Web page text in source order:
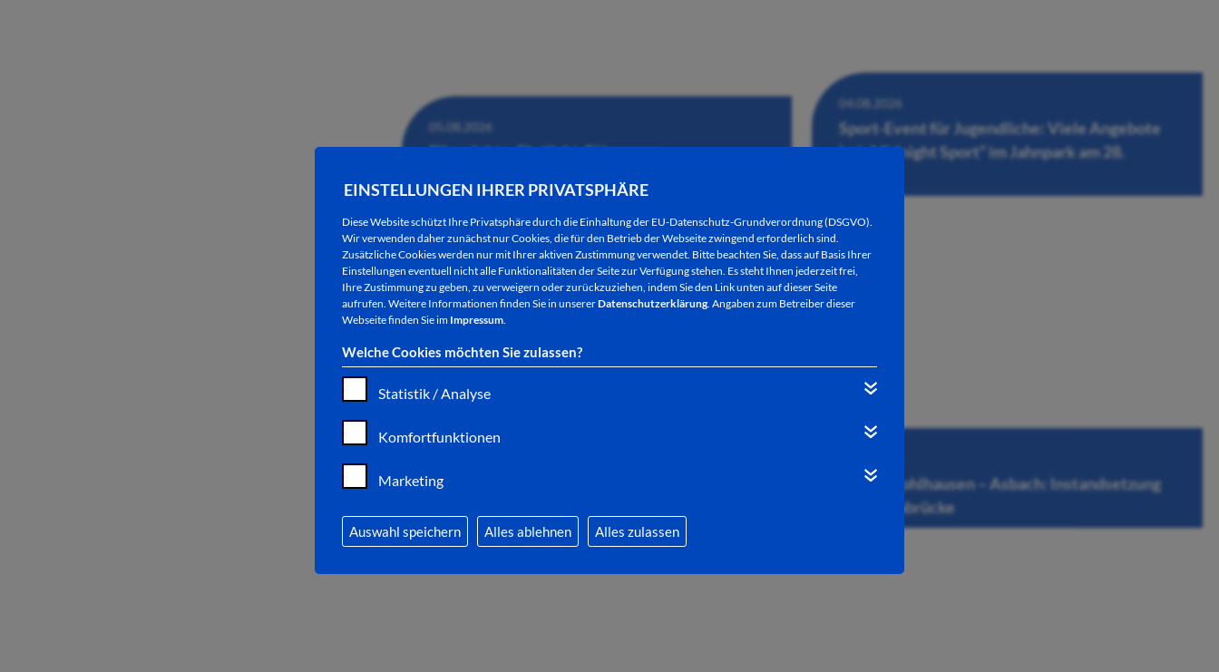
EINSTELLUNGEN IHRER PRIVATSPHÄRE
Diese Website schützt Ihre Privatsphäre durch die Einhaltung der EU-Datenschutz-Grundverordnung (DSGVO).
Wir verwenden daher zunächst nur Cookies, die für den Betrieb der Webseite zwingend erforderlich sind.
Zusätzliche Cookies werden nur mit Ihrer aktiven Zustimmung verwendet. Bitte beachten Sie, dass auf Basis Ihrer
Einstellungen eventuell nicht alle Funktionalitäten der Seite zur Verfügung stehen. Es steht Ihnen jederzeit frei,
Ihre Zustimmung zu geben, zu verweigern oder zurückzuziehen, indem Sie den Link unten auf dieser Seite
aufrufen. Weitere Informationen finden Sie in unsererDatenschutzerklärung. Angaben zum Betreiber dieser
Webseite finden Sie im Impressum.
Welche Cookies möchten Sie zulassen?
Statistik / Analyse
Komfortfunktionen
Marketing
Auswahl speichern Alles ablehnen Alles zulassen
05.08.2026
Filmnächte, Flutlicht, Führungen -
04.08.2026
Sport-Event für Jugendliche: Viele Angebote
bei „Midnight Sport“ im Jahnpark am 28.
Picknick-Konzerte im August laden zu
L 3431 Kohlhausen – Asbach: Instandsetzung
der Fuldabrücke